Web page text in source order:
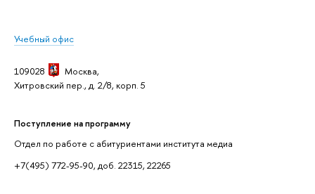
Учебный офис
109028
Москва,
Хитровский пер., д. 2/8, корп. 5
Поступление на программу
Отдел по работе с абитуриентами института медиа
+7(495) 772-95-90, доб. 22315, 22265